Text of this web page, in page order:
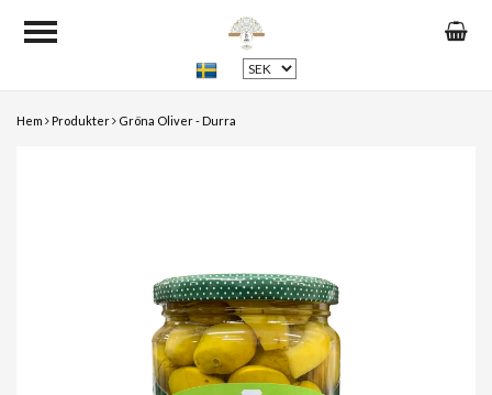
Hem Produkter Gröna Oliver - Durra